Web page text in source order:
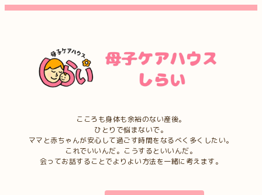
こころも身体も余裕のない産後。
ひとりで悩まないで。
ママと赤ちゃんが安心して過ごす時間をなるべく多くしたい。
これでいいんだ。こうするといいんだ。
会ってお話することでよりよい方法を一緒に考えます。